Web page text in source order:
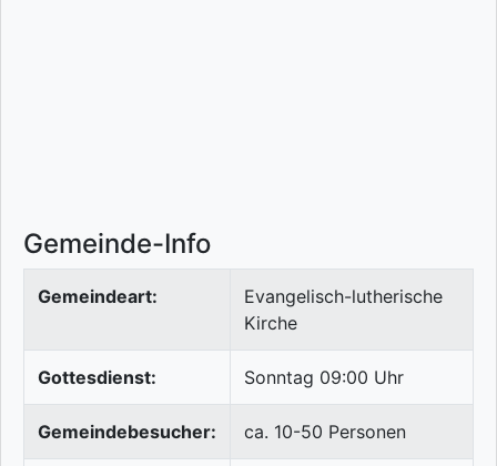
Gemeinde-Info
Gemeindeart:
Evangelisch-lutherische
Kirche
Gottesdienst: Sonntag 09:00 Uhr
Gemeindebesucher: ca. 10-50 Personen